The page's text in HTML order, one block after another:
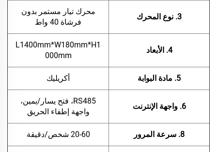
3. نوع المحرك
محرك تيار مستمر بدون
فرشاة 40 واط
4. الأبعاد
L1400mm*W180mm*H1
000mm
5. مادة البوابة أكريليك
6. واجهة الإنترنت
RS485، فتح يسار/يمين،
واجهة إطفاء الحريق
8. سرعة المرور 20-60 شخص/دقيقة